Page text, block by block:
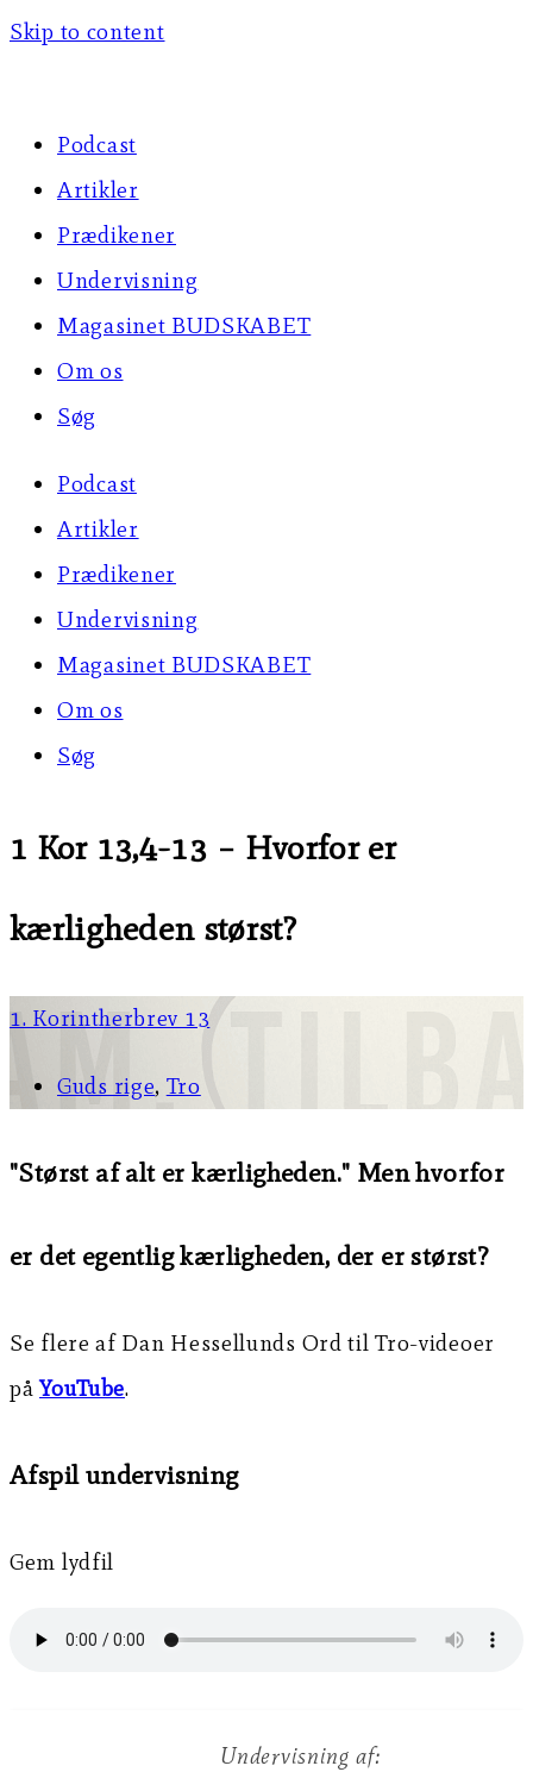
Skip to content
Podcast
Artikler
Prædikener
Undervisning
Magasinet BUDSKABET
Om os
Søg
Podcast
Artikler
Prædikener
Undervisning
Magasinet BUDSKABET
Om os
Søg
1 Kor 13,4-13 – Hvorfor er
kærligheden størst?
1. Korintherbrev 13
Guds rige, Tro
"Størst af alt er kærligheden." Men hvorfor
er det egentlig kærligheden, der er størst?
Se flere af Dan Hessellunds Ord til Tro-videoer
påYouTube.
Afspil undervisning
Gem lydfil
Undervisning af: